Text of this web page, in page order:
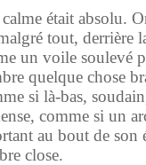
était absolu.
tout, derrière
un voile soulevé
quelque chose
si là-bas,
comme si un
au bout de son
close.